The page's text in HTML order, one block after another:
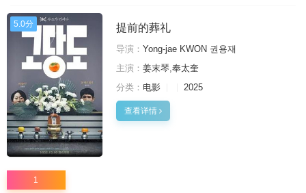
5.0分 提前的葬礼
导演： Yong-jae KWON 권용재
主演： 姜末琴,奉太奎
分类： 电影 2025
查看详情
1